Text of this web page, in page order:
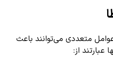
متعددی می‌توانند باعث
عبارتند از: